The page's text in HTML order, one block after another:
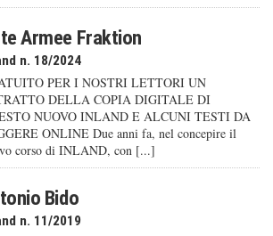
Armee Fraktion
n. 18/2024
PER I NOSTRI LETTORI UN
DELLA COPIA DIGITALE DI
NUOVO INLAND E ALCUNI TESTI DA
ONLINE Due anni fa, nel concepire il
corso di INLAND, con [...]
Bido
n. 11/2019